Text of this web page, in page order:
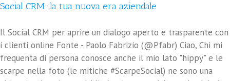
Social CRM: la tua nuova era aziendale
Il Social CRM per aprire un dialogo aperto e trasparente con
i clienti online Fonte - Paolo Fabrizio (@Pfabr) Ciao, Chi mi
frequenta di persona conosce anche il mio lato "hippy" e le
scarpe nella foto (le mitiche #ScarpeSocial) ne sono una